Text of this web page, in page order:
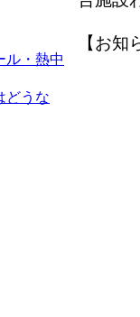
ル・熱中
どうな
【お知